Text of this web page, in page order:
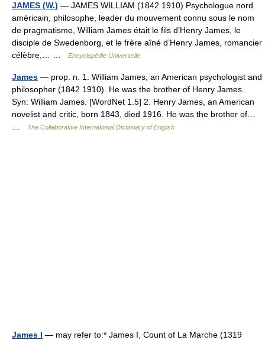
JAMES (W.) — JAMES WILLIAM (1842 1910) Psychologue nord
américain, philosophe, leader du mouvement connu sous le nom
de pragmatisme, William James était le fils d’Henry James, le
disciple de Swedenborg, et le frère aîné d’Henry James, romancier
célèbre,… …
Encyclopédie Universelle
James — prop. n. 1. William James, an American psychologist and
philosopher (1842 1910). He was the brother of Henry James.
Syn: William James. [WordNet 1.5] 2. Henry James, an American
novelist and critic, born 1843, died 1916. He was the brother of…
The Collaborative International Dictionary of English
James I — may refer to:* James I, Count of La Marche (1319